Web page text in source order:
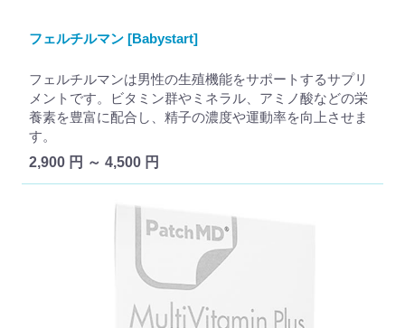
フェルチルマン [Babystart]
フェルチルマンは男性の生殖機能をサポートするサプリ
メントです。ビタミン群やミネラル、アミノ酸などの栄
養素を豊富に配合し、精子の濃度や運動率を向上させま
す。
2,900 円 ～ 4,500 円